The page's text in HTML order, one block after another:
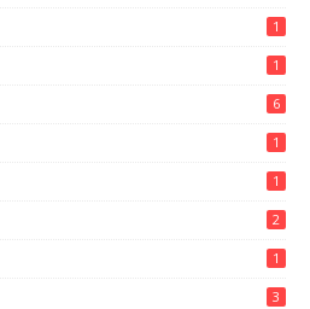
1
1
6
1
1
2
1
3